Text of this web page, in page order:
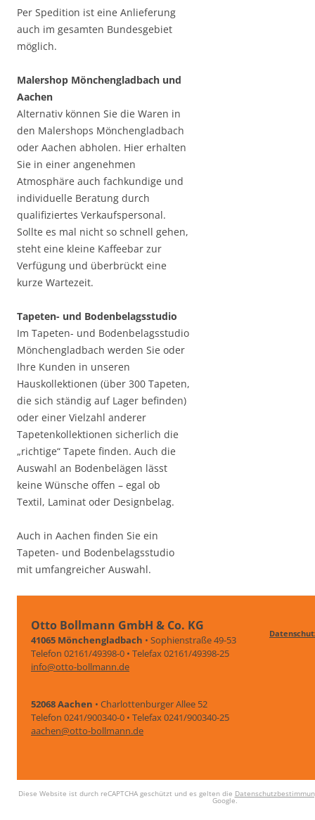
Per Spedition ist eine Anlieferung
auch im gesamten Bundesgebiet
möglich.
Malershop Mönchengladbach und
Aachen
Alternativ können Sie die Waren in
den Malershops Mönchengladbach
oder Aachen abholen. Hier erhalten
Sie in einer angenehmen
Atmosphäre auch fachkundige und
individuelle Beratung durch
qualifiziertes Verkaufspersonal.
Sollte es mal nicht so schnell gehen,
steht eine kleine Kaffeebar zur
Verfügung und überbrückt eine
kurze Wartezeit.
Tapeten- und Bodenbelagsstudio
Im Tapeten- und Bodenbelagsstudio
Mönchengladbach werden Sie oder
Ihre Kunden in unseren
Hauskollektionen (über 300 Tapeten,
die sich ständig auf Lager befinden)
oder einer Vielzahl anderer
Tapetenkollektionen sicherlich die
„richtige“ Tapete finden. Auch die
Auswahl an Bodenbelägen lässt
keine Wünsche offen – egal ob
Textil, Laminat oder Designbelag.
Auch in Aachen finden Sie ein
Tapeten- und Bodenbelagsstudio
mit umfangreicher Auswahl.
Otto Bollmann GmbH & Co. KG
41065 Mönchengladbach • Sophienstraße 49-53
Telefon 02161/49398-0 • Telefax 02161/49398-25
info@otto-bollmann.de
52068 Aachen • Charlottenburger Allee 52
Telefon 0241/900340-0 • Telefax 0241/900340-25
aachen@otto-bollmann.de
Diese Website ist durch reCAPTCHA geschützt und es gelten die
Google.